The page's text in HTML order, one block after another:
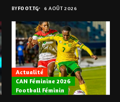
BYFOOT.TG 6 AOÛT 2026
Actualité
CAN Féminine 2026
Football Féminin